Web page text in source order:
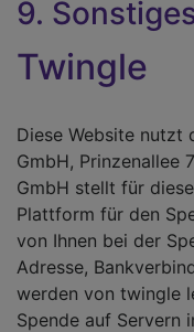
9.
Twingle
Diese Website nutzt
GmbH, Prinzenallee
GmbH stellt für
Plattform für den
von Ihnen bei der
Adresse,
werden von twingle
Spende auf Servern